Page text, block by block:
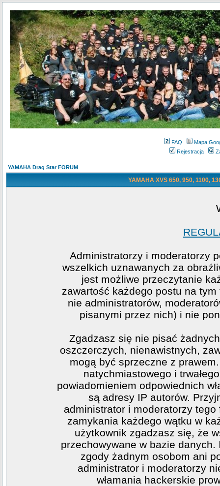
FAQ
Mapa
Rejestracja
YAMAHA Drag Star FORUM
YAMAHA XVS 650, 950, 1100,
Administratorzy i moderatorzy
wszelkich uznawanych za
jest możliwe przeczytanie
zawartość każdego postu na
nie administratorów,
pisanymi przez nich) i nie
Zgadzasz się nie pisać
oszczerczych, nienawistnych,
mogą być sprzeczne z
natychmiastowego i
powiadomieniem odpowiednich
są adresy IP autorów.
administrator i moderatorzy
zamykania każdego wątku w
użytkownik zgadzasz się, że
przechowywane w bazie
zgody żadnym osobom ani
administrator i moderatorzy
włamania hackerskie